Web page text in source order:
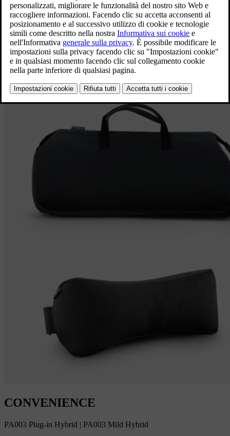
PA005
Il pacchetto CHILD include: • Protezione antipedate per lo schienale
del sedile anteriore • Seggiolino Volvo per bambini di altezza
compresa tra 61 cm e 115 cm
Prezzo del pacchetto: 930€IVA e montaggio inclusi
CONVENIENCE
PA003 Plug-in Hybrid | PA003 Mild Hybrid